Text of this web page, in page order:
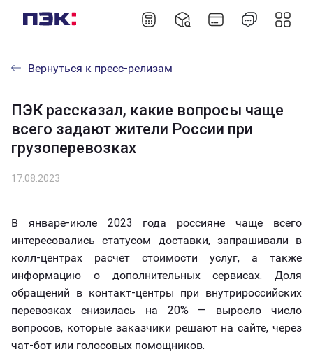
Вернуться к пресс-релизам
ПЭК рассказал, какие вопросы чаще
всего задают жители России при
грузоперевозках
17.08.2023
В январе-июле 2023 года россияне чаще всего
интересовались статусом доставки, запрашивали в
колл-центрах расчет стоимости услуг, а также
информацию о дополнительных сервисах. Доля
обращений в контакт-центры при внутрироссийских
перевозках снизилась на 20% — выросло число
вопросов, которые заказчики решают на сайте, через
чат-бот или голосовых помощников.